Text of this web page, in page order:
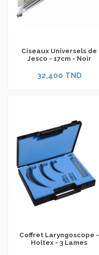
Ciseaux Universels de
Jesco - 17cm - Noir
32,400 TND
Coffret Laryngoscope -
Holtex - 3 Lames